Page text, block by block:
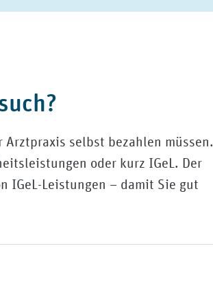
selbst bezahlen müssen.
oder kurz IGeL. Der
IGeL-Leistungen – damit Sie gut